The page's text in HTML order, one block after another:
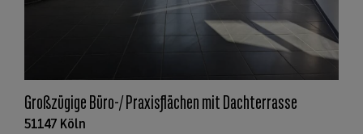
Großzügige Büro-/ Praxisflächen mit Dachterrasse
51147 Köln